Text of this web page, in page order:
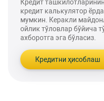
Кредит
кредит калькулятор
мумкин. Керакли
ойлик тўловлар бўйича
ахборотга эга бўласиз.
Кредитни ҳисоблаш